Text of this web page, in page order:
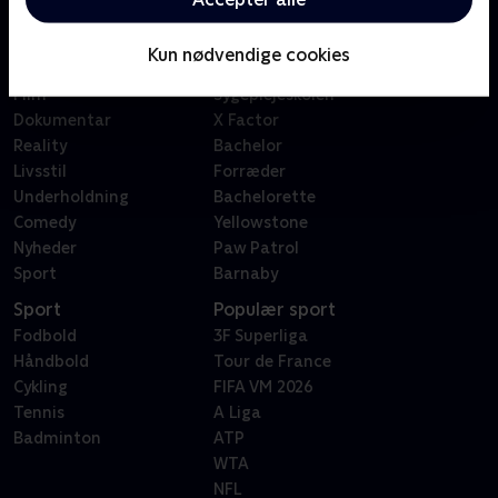
Kun nødvendige cookies
Kategorier
Film
Dokumentar
Reality
Livsstil
Underholdning
Comedy
Nyheder
Sport
Badehotellet
Sygeplejeskolen
X Factor
Bachelor
Forræder
Bachelorette
Yellowstone
Paw Patrol
Barnaby
Sport
Fodbold
Håndbold
Cykling
Tennis
Badminton
Populær sport
3F Superliga
Tour de France
FIFA VM 2026
A Liga
ATP
WTA
NFL